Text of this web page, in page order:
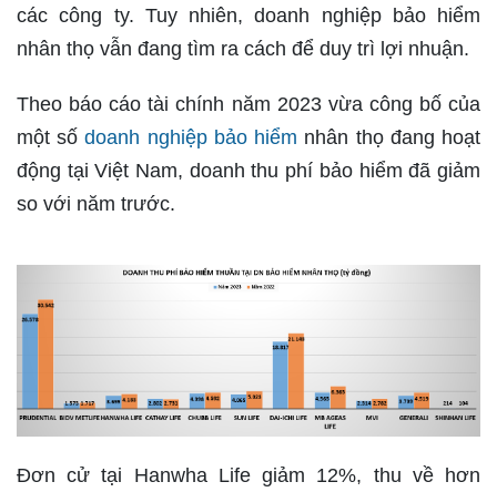
các công ty. Tuy nhiên, doanh nghiệp bảo hiểm
nhân thọ vẫn đang tìm ra cách để duy trì lợi nhuận.
Theo báo cáo tài chính năm 2023 vừa công bố của
một sốdoanh nghiệp bảo hiểm nhân thọ đang hoạt
động tại Việt Nam, doanh thu phí bảo hiểm đã giảm
so với năm trước.
Đơn cử tại Hanwha Life giảm 12%, thu về hơn